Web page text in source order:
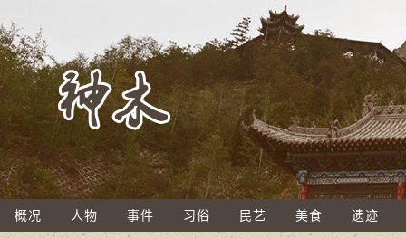
概况 人物 事件 习俗 民艺 美食 遗迹